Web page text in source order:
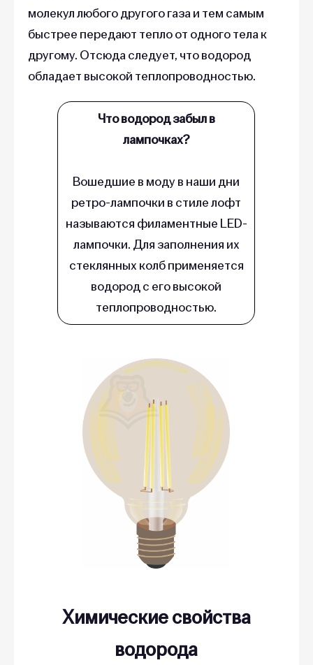
молекул любого другого газа и тем самым
быстрее передают тепло от одного тела к
другому. Отсюда следует, что водород
обладает высокой теплопроводностью.
Что водород забыл в
лампочках?
Вошедшие в моду в наши дни
ретро-лампочки в стиле лофт
называются филаментные LED-
лампочки. Для заполнения их
стеклянных колб применяется
водород с его высокой
теплопроводностью.
Химические свойства
водорода